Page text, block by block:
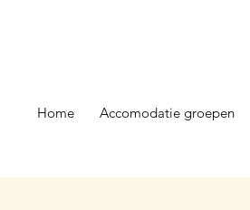
Home Accomodatie groepen